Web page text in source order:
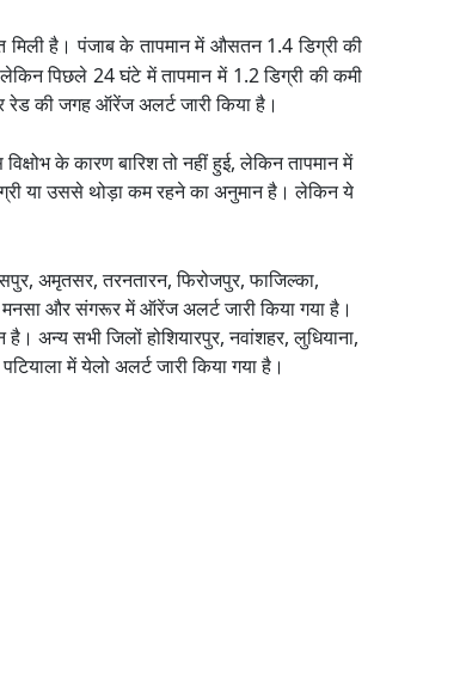
मिली है। पंजाब के तापमान में औसतन 1.4 डिग्री की
पिछले 24 घंटे में तापमान में 1.2 डिग्री की कमी
की जगह ऑरेंज अलर्ट जारी किया है।
के कारण बारिश तो नहीं हुई, लेकिन तापमान में
या उससे थोड़ा कम रहने का अनुमान है। लेकिन ये
अमृतसर, तरनतारन, फिरोजपुर, फाजिल्का,
मनसा और संगरूर में ऑरेंज अलर्ट जारी किया गया है।
अन्य सभी जिलों होशियारपुर, नवांशहर, लुधियाना,
में येलो अलर्ट जारी किया गया है।